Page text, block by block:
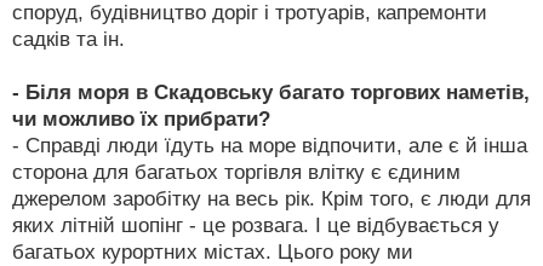
споруд, будівництво доріг і тротуарів, капремонти
садків та ін.
- Біля моря в Скадовську багато торгових наметів,
чи можливо їх прибрати?
- Справді люди їдуть на море відпочити, але є й інша
сторона для багатьох торгівля влітку є єдиним
джерелом заробітку на весь рік. Крім того, є люди для
яких літній шопінг - це розвага. І це відбувається у
багатьох курортних містах. Цього року ми